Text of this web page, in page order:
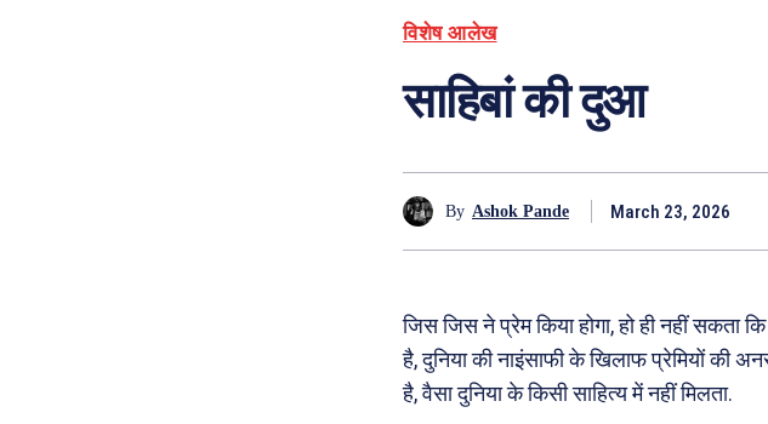
विशेष आलेख
साहिबां की दुआ
By Ashok Pande March 23, 2026
जिस जिस ने प्रेम किया होगा, हो ही नहीं
है, दुनिया की नाइंसाफी के खिलाफ प्रेमियों की
है, वैसा दुनिया के किसी साहित्य में नहीं मिलता.